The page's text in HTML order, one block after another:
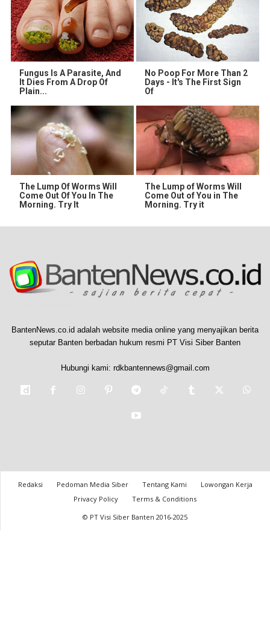
Fungus Is A Parasite, And
It Dies From A Drop Of
Plain...
No Poop For More Than 2
Days - It's The First Sign
Of
The Lump Of Worms Will
Come Out Of You In The
Morning. Try It
The Lump of Worms Will
Come Out of You in The
Morning. Try it
BantenNews.co.id adalah website media online yang menyajikan berita
seputar Banten berbadan hukum resmi PT Visi Siber Banten
Hubungi kami: rdkbantennews@gmail.com
Redaksi Pedoman Media Siber Tentang Kami
Lowongan Kerja
Privacy Policy
Terms & Conditions
© PT Visi Siber Banten 2016-2025